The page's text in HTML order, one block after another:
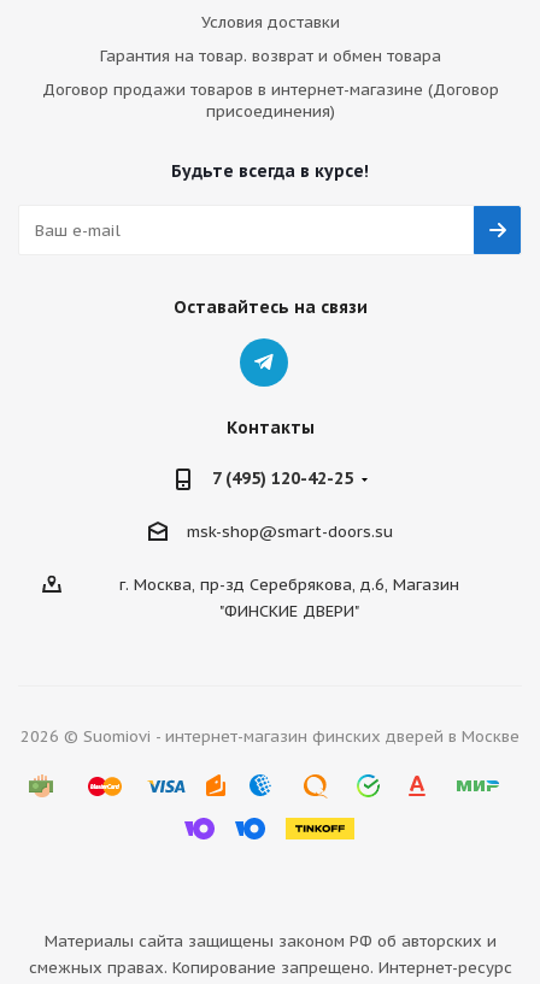
Условия доставки
Гарантия на товар. возврат и обмен товара
Договор продажи товаров в интернет-магазине (Договор
присоединения)
Будьте всегда в курсе!
Оставайтесь на связи
Контакты
7 (495) 120-42-25
msk-shop@smart-doors.su
г. Москва, пр-зд Серебрякова, д.6, Магазин
"ФИНСКИЕ ДВЕРИ"
2026 © Suomiovi - интернет-магазин финских дверей в Москве
Материалы сайта защищены законом РФ об авторских и
смежных правах. Копирование запрещено. Интернет-ресурс